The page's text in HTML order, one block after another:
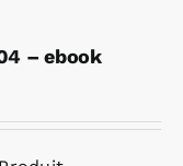
– ebook